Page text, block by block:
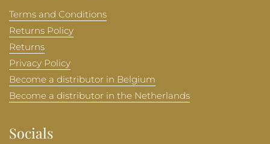
Terms and Conditions
Returns Policy
Returns
Privacy Policy
Become a distributor in Belgium
Become a distributor in the Netherlands
Socials